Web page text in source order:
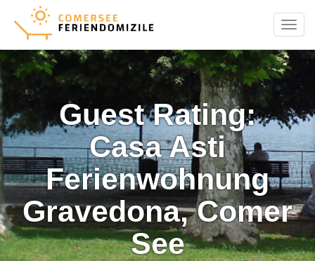
Menu
Guest Rating:
Casa Asti
Ferienwohnung
Gravedona, Comer
See